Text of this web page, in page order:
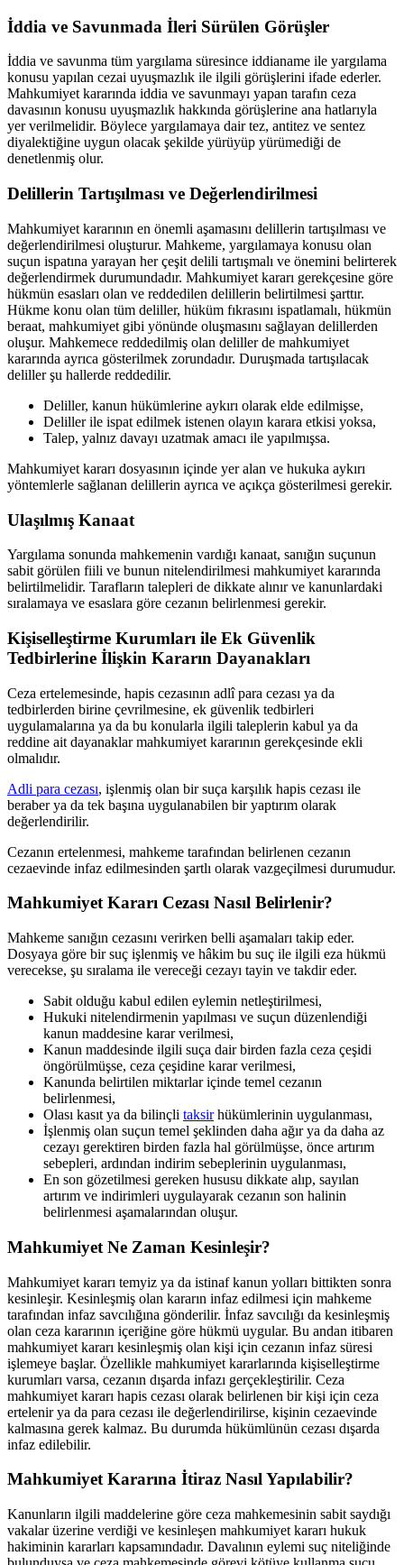
İddia ve Savunmada İleri Sürülen Görüşler
İddia ve savunma tüm yargılama süresince iddianame ile yargılama
konusu yapılan cezai uyuşmazlık ile ilgili görüşlerini ifade ederler.
Mahkumiyet kararında iddia ve savunmayı yapan tarafın ceza
davasının konusu uyuşmazlık hakkında görüşlerine ana hatlarıyla
yer verilmelidir. Böylece yargılamaya dair tez, antitez ve sentez
diyalektiğine uygun olacak şekilde yürüyüp yürümediği de
denetlenmiş olur.
Delillerin Tartışılması ve Değerlendirilmesi
Mahkumiyet kararının en önemli aşamasını delillerin tartışılması ve
değerlendirilmesi oluşturur. Mahkeme, yargılamaya konusu olan
suçun ispatına yarayan her çeşit delili tartışmalı ve önemini belirterek
değerlendirmek durumundadır. Mahkumiyet kararı gerekçesine göre
hükmün esasları olan ve reddedilen delillerin belirtilmesi şarttır.
Hükme konu olan tüm deliller, hüküm fıkrasını ispatlamalı, hükmün
beraat, mahkumiyet gibi yönünde oluşmasını sağlayan delillerden
oluşur. Mahkemece reddedilmiş olan deliller de mahkumiyet
kararında ayrıca gösterilmek zorundadır. Duruşmada tartışılacak
deliller şu hallerde reddedilir.
Deliller, kanun hükümlerine aykırı olarak elde edilmişse,
Deliller ile ispat edilmek istenen olayın karara etkisi yoksa,
Talep, yalnız davayı uzatmak amacı ile yapılmışsa.
Mahkumiyet kararı dosyasının içinde yer alan ve hukuka aykırı
yöntemlerle sağlanan delillerin ayrıca ve açıkça gösterilmesi gerekir.
Ulaşılmış Kanaat
Yargılama sonunda mahkemenin vardığı kanaat, sanığın suçunun
sabit görülen fiili ve bunun nitelendirilmesi mahkumiyet kararında
belirtilmelidir. Tarafların talepleri de dikkate alınır ve kanunlardaki
sıralamaya ve esaslara göre cezanın belirlenmesi gerekir.
Kişiselleştirme Kurumları ile Ek Güvenlik
Tedbirlerine İlişkin Kararın Dayanakları
Ceza ertelemesinde, hapis cezasının adlî para cezası ya da
tedbirlerden birine çevrilmesine, ek güvenlik tedbirleri
uygulamalarına ya da bu konularla ilgili taleplerin kabul ya da
reddine ait dayanaklar mahkumiyet kararının gerekçesinde ekli
olmalıdır.
Adli para cezası, işlenmiş olan bir suça karşılık hapis cezası ile
beraber ya da tek başına uygulanabilen bir yaptırım olarak
değerlendirilir.
Cezanın ertelenmesi, mahkeme tarafından belirlenen cezanın
cezaevinde infaz edilmesinden şartlı olarak vazgeçilmesi durumudur.
Mahkumiyet Kararı Cezası Nasıl Belirlenir?
Mahkeme sanığın cezasını verirken belli aşamaları takip eder.
Dosyaya göre bir suç işlenmiş ve hâkim bu suç ile ilgili eza hükmü
verecekse, şu sıralama ile vereceği cezayı tayin ve takdir eder.
Sabit olduğu kabul edilen eylemin netleştirilmesi,
Hukuki nitelendirmenin yapılması ve suçun düzenlendiği
kanun maddesine karar verilmesi,
Kanun maddesinde ilgili suça dair birden fazla ceza çeşidi
öngörülmüşse, ceza çeşidine karar verilmesi,
Kanunda belirtilen miktarlar içinde temel cezanın
belirlenmesi,
Olası kasıt ya da bilinçli taksirhükümlerinin uygulanması,
İşlenmiş olan suçun temel şeklinden daha ağır ya da daha az
cezayı gerektiren birden fazla hal görülmüşse, önce artırım
sebepleri, ardından indirim sebeplerinin uygulanması,
En son gözetilmesi gereken hususu dikkate alıp, sayılan
artırım ve indirimleri uygulayarak cezanın son halinin
belirlenmesi aşamalarından oluşur.
Mahkumiyet Ne Zaman Kesinleşir?
Mahkumiyet kararı temyiz ya da istinaf kanun yolları bittikten sonra
kesinleşir. Kesinleşmiş olan kararın infaz edilmesi için mahkeme
tarafından infaz savcılığına gönderilir. İnfaz savcılığı da kesinleşmiş
olan ceza kararının içeriğine göre hükmü uygular. Bu andan itibaren
mahkumiyet kararı kesinleşmiş olan kişi için cezanın infaz süresi
işlemeye başlar. Özellikle mahkumiyet kararlarında kişiselleştirme
kurumları varsa, cezanın dışarda infazı gerçekleştirilir. Ceza
mahkumiyet kararı hapis cezası olarak belirlenen bir kişi için ceza
ertelenir ya da para cezası ile değerlendirilirse, kişinin cezaevinde
kalmasına gerek kalmaz. Bu durumda hükümlünün cezası dışarda
infaz edilebilir.
Mahkumiyet Kararına İtiraz Nasıl Yapılabilir?
Kanunların ilgili maddelerine göre ceza mahkemesinin sabit saydığı
vakalar üzerine verdiği ve kesinleşen mahkumiyet kararı hukuk
hakiminin kararları kapsamındadır. Davalının eylemi suç niteliğinde